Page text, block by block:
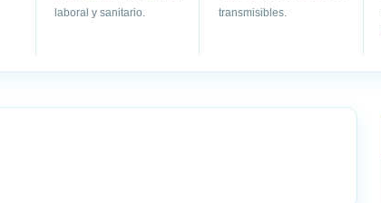
laboral y sanitario.
transmisibles.